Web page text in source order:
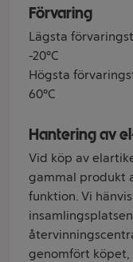
Förvaring
Lägsta
-20°C
Högsta
60°C
Hantering av
Vid köp av
gammal produkt
funktion. Vi
genomfört köpet,